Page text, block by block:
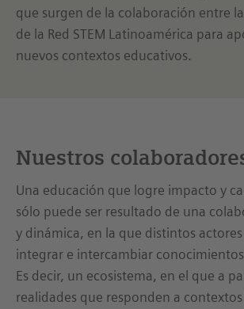
que surgen de la colaboración entre
de la Red STEM Latinoamérica para
nuevos contextos educativos.
Nuestros
Una educación que logre impacto y
sólo puede ser resultado de una
y dinámica, en la que distintos
integrar e intercambiar
Es decir, un ecosistema, en el que a
realidades que responden a contextos